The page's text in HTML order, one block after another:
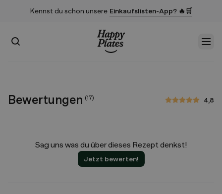
Kennst du schon unsere Einkaufslisten-App? 🔥🛒
Suchen
Bewertungen (17) 4,8
4,8 von 5 Sternen
Sag uns was du über dieses Rezept denkst!
Jetzt bewerten!